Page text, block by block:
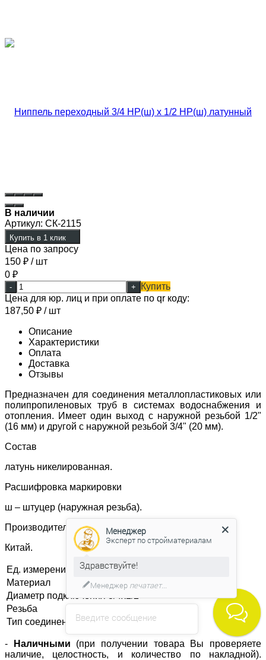
В наличии
Артикул: СК-2115
Купить в 1 клик
Цена по запросу
150 ₽ / шт
0 ₽
- +
Купить
Цена для юр. лиц и при оплате по qr коду:
187,50 ₽ / шт
Описание
Характеристики
Оплата
Доставка
Отзывы
Предназначен для соединения металлопластиковых или
полипропиленовых труб в системах водоснабжения и
отопления. Имеет один выход с наружной резьбой 1/2"
(16 мм) и другой с наружной резьбой 3/4" (20 мм).
Состав
латунь никелированная.
Расшифровка маркировки
ш – штуцер (наружная резьба).
Производитель
Китай.
Ед. измерения
шт
Материал
Латунь
Диаметр подключения 3/4х1/2
Резьба
Тип соединения
Резьба
- Наличными (при получении товара Вы проверяете
наличие, целостность, и количество по накладной).
Введите сообщение
Менеджер
Эксперт по стройматериалам
Здравствуйте!
Менеджер печатает...